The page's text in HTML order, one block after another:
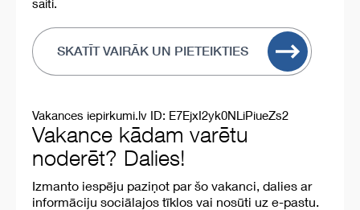
saiti.
SKATĪT VAIRĀK UN PIETEIKTIES
Vakances iepirkumi.lv ID: E7EjxI2yk0NLiPiueZs2
Vakance kādam varētu
noderēt? Dalies!
Izmanto iespēju paziņot par šo vakanci, dalies ar
informāciju sociālajos tīklos vai nosūti uz e-pastu.